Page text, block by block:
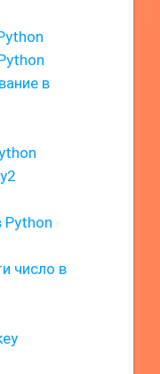
в
Python
число в